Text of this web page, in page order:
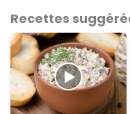
Recettes